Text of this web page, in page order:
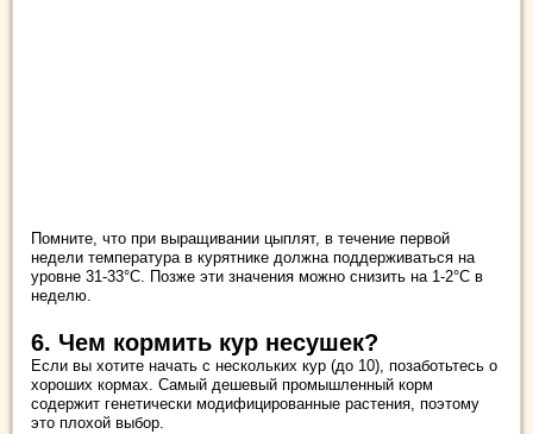
Помните, что при выращивании цыплят, в течение первой
недели температура в курятнике должна поддерживаться на
уровне 31-33°C. Позже эти значения можно снизить на 1-2°C в
неделю.
6. Чем кормить кур несушек?
Если вы хотите начать с нескольких кур (до 10), позаботьтесь о
хороших кормах. Самый дешевый промышленный корм
содержит генетически модифицированные растения, поэтому
это плохой выбор.